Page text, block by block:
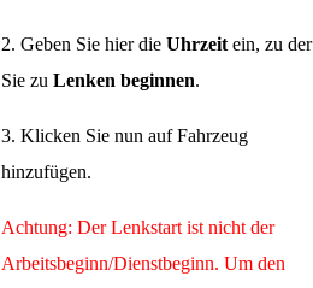
2. Geben Sie hier dieUhrzeitein, zu der
Sie zu Lenken beginnen.
3. Klicken Sie nun auf Fahrzeug
hinzufügen.
Achtung: Der Lenkstart ist nicht der
Arbeitsbeginn/Dienstbeginn. Um den